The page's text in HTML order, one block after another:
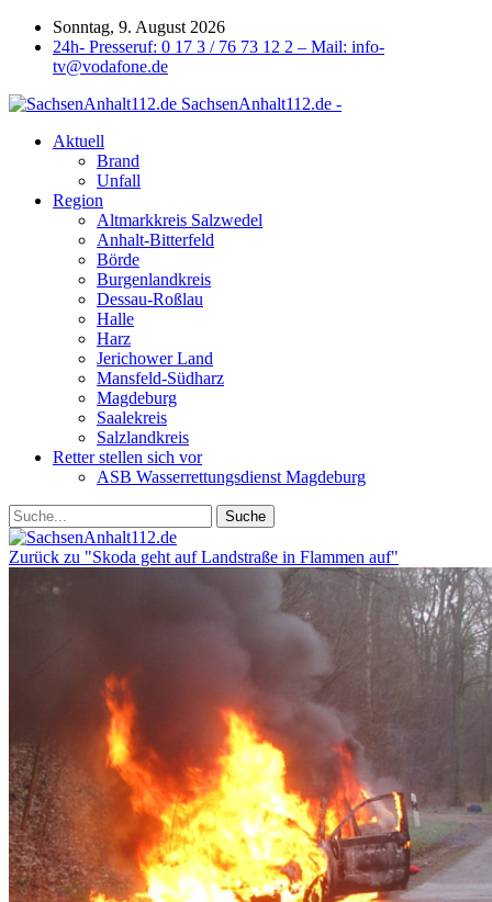
Sonntag, 9. August 2026
24h- Presseruf: 0 17 3 / 76 73 12 2 – Mail: info-
tv@vodafone.de
SachsenAnhalt112.de -
Aktuell
Brand
Unfall
Region
Altmarkkreis Salzwedel
Anhalt-Bitterfeld
Börde
Burgenlandkreis
Dessau-Roßlau
Halle
Harz
Jerichower Land
Mansfeld-Südharz
Magdeburg
Saalekreis
Salzlandkreis
Retter stellen sich vor
ASB Wasserrettungsdienst Magdeburg
Zurück zu "Skoda geht auf Landstraße in Flammen auf"